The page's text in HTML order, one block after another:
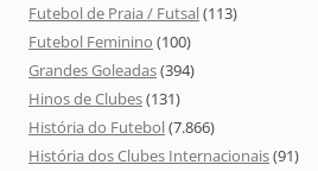
Futebol de Praia / Futsal(113)
Futebol Feminino (100)
Grandes Goleadas(394)
Hinos de Clubes(131)
História do Futebol(7.866)
História dos Clubes Internacionais(91)